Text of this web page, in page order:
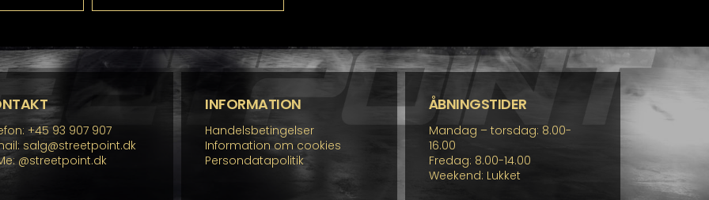
har
Mulighederne
kan
+45 93 907 907
salg@streetpoint.dk
@streetpoint.dk
INFORMATION
Handelsbetingelser
Information om cookies
Persondatapolitik
ÅBNINGSTIDER
Mandag – torsdag: 8.00-
16.00
Fredag: 8.00-14.00
Weekend: Lukket